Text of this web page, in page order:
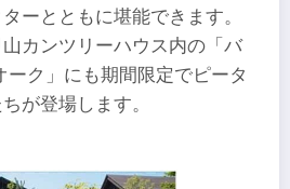
ーとともに堪能できます。
カンツリーハウス内の「バ
ーク」にも期間限定でピータ
が登場します。